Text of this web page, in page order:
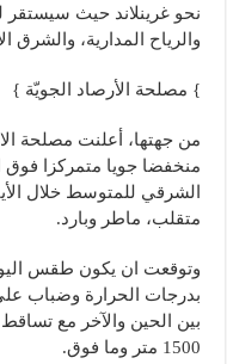
نحو غرينلاند حيث سيستقر
والرياح المدارية،
} مصلحة الأرصاد الجويّة }
من جهتها، أعلنت مصلحة
منخفضا جويا متمركزا فوق
الشرقي للمتوسط خلال
متقلب، ماطر وبارد.
وتوقعت ان يكون طقس
بدرجات الحرارة وضباب
بين الحين والآخر مع
1500 متر وما فوق.